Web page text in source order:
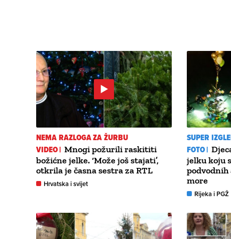
NEMA RAZLOGA ZA ŽURBU
VIDEO | Mnogi požurili raskititi
božićne jelke. ‘Može još stajati’,
otkrila je časna sestra za RTL
Hrvatska i svijet
SUPER
FOTO |
jelku koju
more
Rijeka i PGŽ